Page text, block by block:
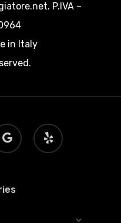
P.IVA –
in Italy
yelp